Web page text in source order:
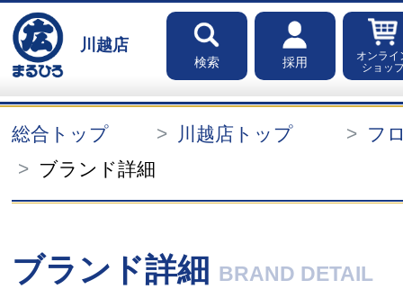
川越店
検索 採用
オンライ
ショッ
総合トップ 川越店トップ
フ
ブランド詳細
ブランド詳細 BRAND DETAIL